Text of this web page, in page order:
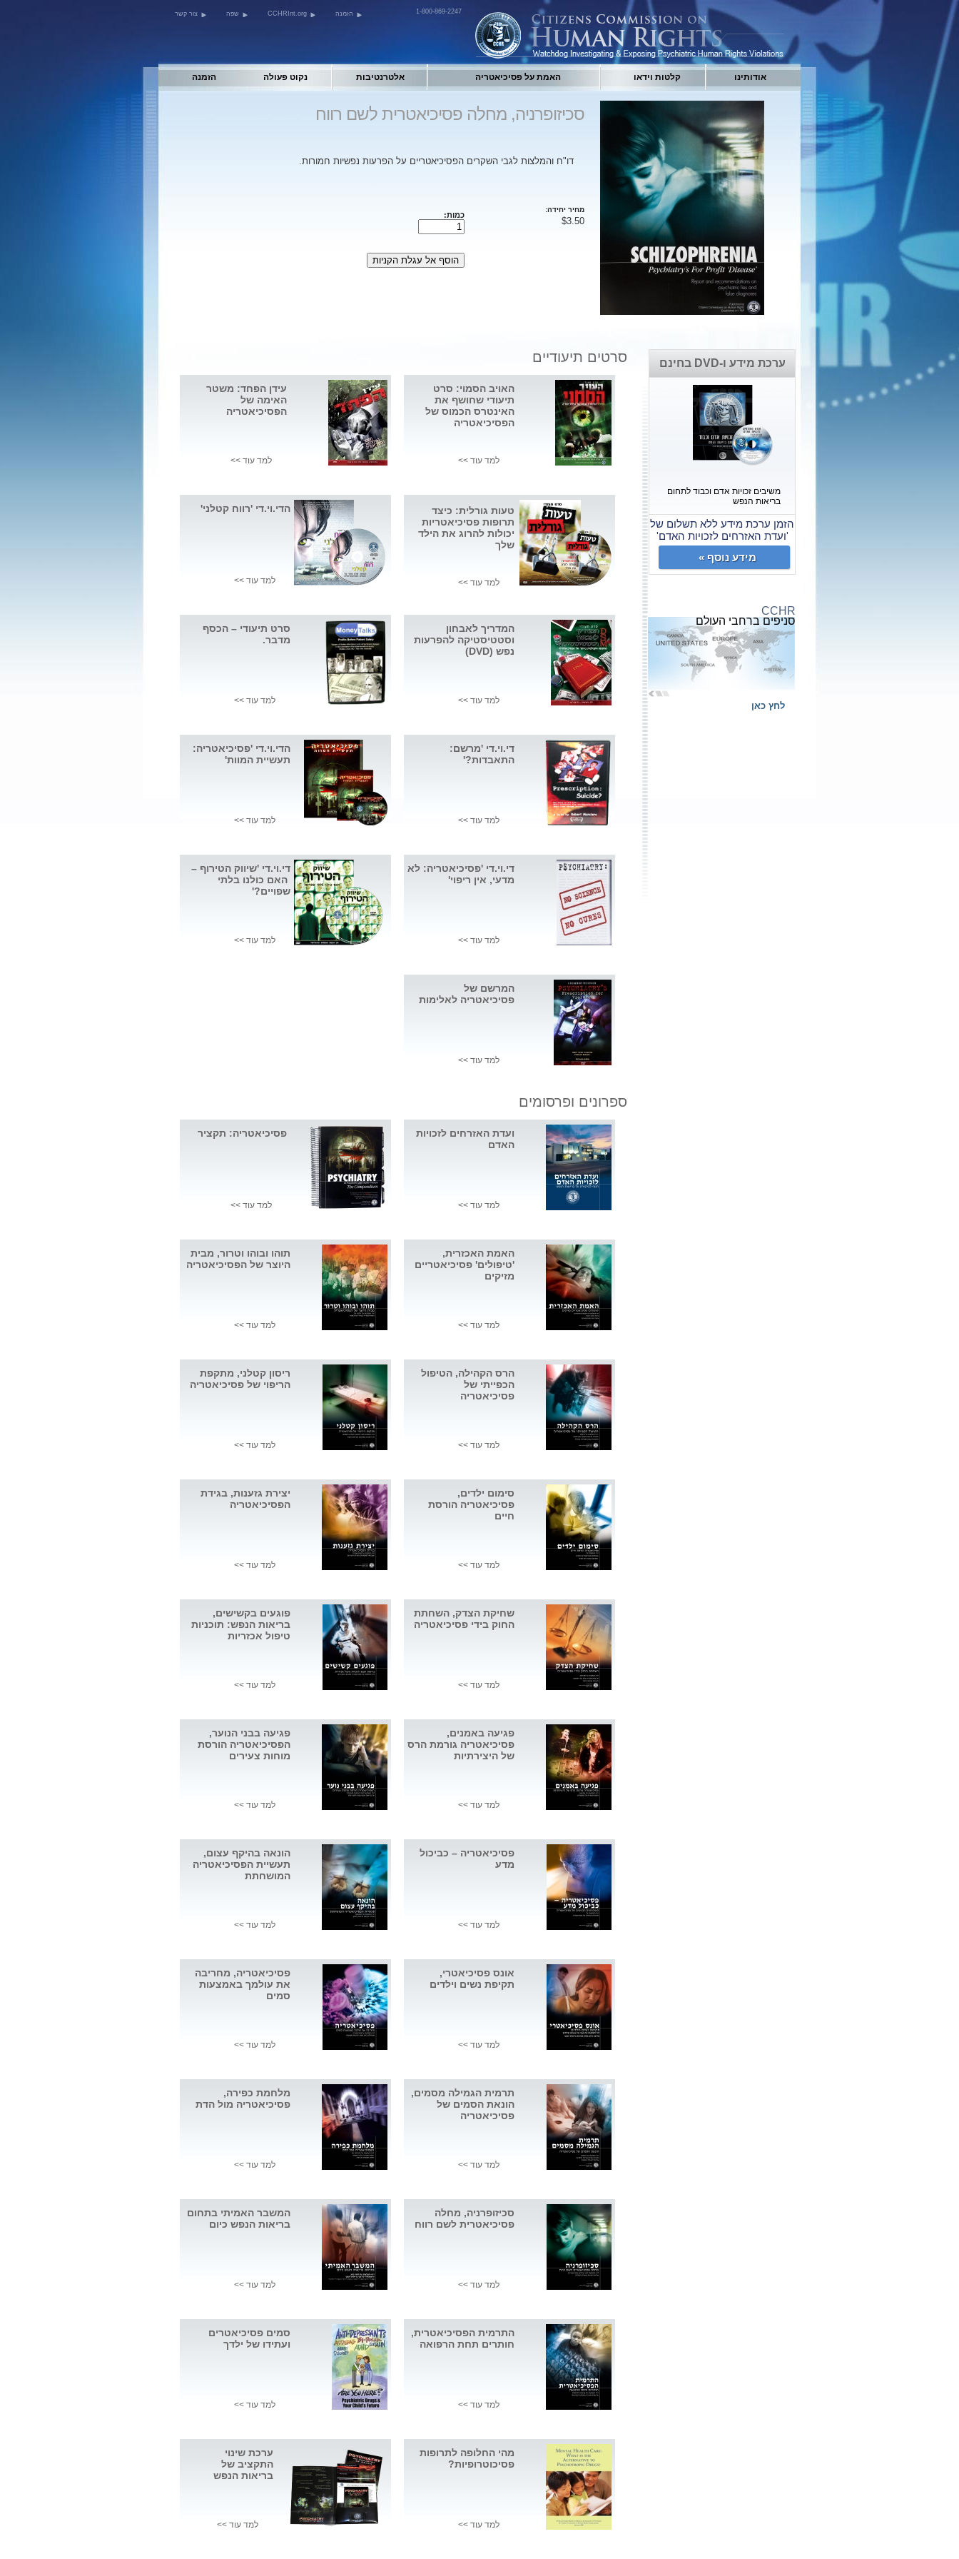
1-800-869-2247 הזמנה CCHRInt.org שפה צור קשר
אודותינו קלטות וידאו האמת על פסיכיאטריה אלטרנטיבות נקוט פעולה הזמנה
סכיזופרניה, מחלה פסיכיאטרית לשם רווח
דו"ח והמלצות לגבי השקרים הפסיכיאטריים על הפרעות נפשיות חמורות.
מחיר יחידה:
$3.50
כמות:
ערכת מידע ו-DVD בחינם
משיבים זכויות אדם וכבוד לתחום
בריאות הנפש
הזמן ערכת מידע ללא תשלום של
'ועדת האזרחים לזכויות האדם'
מידע נוסף »
CCHR
סניפים ברחבי העולם
לחץ כאן
סרטים תיעודיים
האויב הסמוי: סרט
תיעודי שחושף את
האינטרס הכמוס של
הפסיכיאטריה
למד עוד >>
עידן הפחד: משטר
האימה של
הפסיכיאטריה
למד עוד >>
טעות גורלית: כיצד
תרופות פסיכיאטריות
יכולות להרוג את הילד
שלך
למד עוד >>
הדי.וי.די 'רווח קטלני'
למד עוד >>
המדריך לאבחון
וסטטיסטיקה להפרעות
נפש (DVD)
למד עוד >>
סרט תיעודי – הכסף
מדבר.
למד עוד >>
די.וי.די 'מרשם:
התאבדות?'
למד עוד >>
הדי.וי.די 'פסיכיאטריה:
תעשיית המוות'
למד עוד >>
די.וי.די 'פסיכיאטריה: לא
מדעי, אין ריפוי'
למד עוד >>
די.וי.די 'שיווק הטירוף –
האם כולנו בלתי
שפויים?'
למד עוד >>
המרשם של
פסיכיאטריה לאלימות
למד עוד >>
ספרונים ופרסומים
ועדת האזרחים לזכויות
האדם
למד עוד >>
פסיכיאטריה: תקציר
למד עוד >>
האמת האכזרית,
'טיפולים' פסיכיאטריים
מזיקים
למד עוד >>
תוהו ובוהו וטרור, מבית
היוצר של הפסיכיאטריה
למד עוד >>
הרס הקהילה, הטיפול
הכפייתי של
פסיכיאטריה
למד עוד >>
ריסון קטלני, מתקפת
הריפוי של פסיכיאטריה
למד עוד >>
סימום ילדים,
פסיכיאטריה הורסת
חיים
למד עוד >>
יצירת גזענות, בגידת
הפסיכיאטריה
למד עוד >>
שחיקת הצדק, השחתת
החוק בידי פסיכיאטריה
למד עוד >>
פוגעים בקשישים,
בריאות הנפש: תוכניות
טיפול אכזריות
למד עוד >>
פגיעה באמנים,
פסיכיאטריה גורמת הרס
של היצירתיות
למד עוד >>
פגיעה בבני הנוער,
הפסיכיאטריה הורסת
מוחות צעירים
למד עוד >>
פסיכיאטריה – כביכול
מדע
למד עוד >>
הונאה בהיקף עצום,
תעשיית הפסיכיאטריה
המושחתת
למד עוד >>
אונס פסיכיאטרי,
תקיפת נשים וילדים
למד עוד >>
פסיכיאטריה, מחריבה
את עולמך באמצעות
סמים
למד עוד >>
תרמית הגמילה מסמים,
הונאת הסמים של
פסיכיאטריה
למד עוד >>
מלחמת כפירה,
פסיכיאטריה מול הדת
למד עוד >>
סכיזופרניה, מחלה
פסיכיאטרית לשם רווח
למד עוד >>
המשבר האמיתי בתחום
בריאות הנפש כיום
למד עוד >>
התרמית הפסיכיאטרית,
חותרים תחת הרפואה
למד עוד >>
סמים פסיכיאטרים
ועתידו של ילדך
למד עוד >>
מהי החלופה לתרופות
פסיכוטרופיות?
למד עוד >>
ערכת שינוי
התקציב של
בריאות הנפש
למד עוד >>